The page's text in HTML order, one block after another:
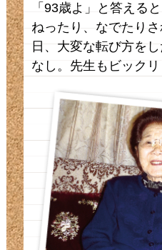
「93歳よ」と答える
ねったり、なでたり
日、大変な転び方を
なし。先生もビックリ